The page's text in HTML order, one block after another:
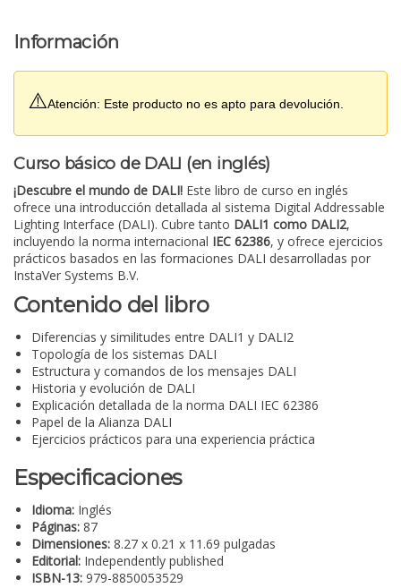
Información
⚠️Atención: Este producto no es apto para devolución.
Curso básico de DALI (en inglés)
¡Descubre el mundo de DALI! Este libro de curso en inglés
ofrece una introducción detallada al sistema Digital Addressable
Lighting Interface (DALI). Cubre tanto DALI1 como DALI2,
incluyendo la norma internacional IEC 62386, y ofrece ejercicios
prácticos basados en las formaciones DALI desarrolladas por
InstaVer Systems B.V.
Contenido del libro
Diferencias y similitudes entre DALI1 y DALI2
Topología de los sistemas DALI
Estructura y comandos de los mensajes DALI
Historia y evolución de DALI
Explicación detallada de la norma DALI IEC 62386
Papel de la Alianza DALI
Ejercicios prácticos para una experiencia práctica
Especificaciones
Idioma: Inglés
Páginas: 87
Dimensiones: 8.27 x 0.21 x 11.69 pulgadas
Editorial: Independently published
ISBN-13: 979-8850053529